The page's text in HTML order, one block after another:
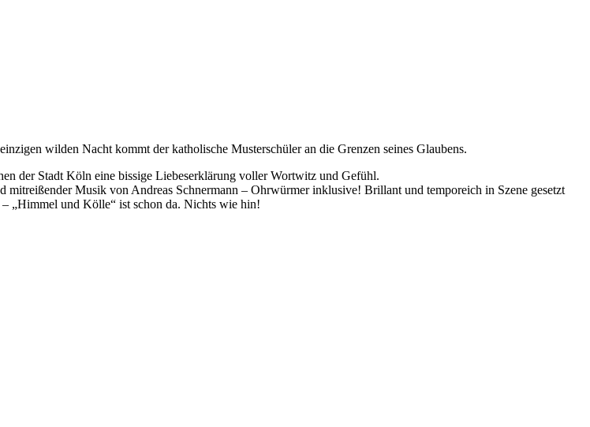
wilden Nacht kommt der katholische Musterschüler an die Grenzen seines Glaubens.
der Stadt Köln eine bissige Liebeserklärung voller Wortwitz und Gefühl.
Musik von Andreas Schnermann – Ohrwürmer inklusive! Brillant und temporeich in Szene gesetzt
„Himmel und Kölle“ ist schon da. Nichts wie hin!